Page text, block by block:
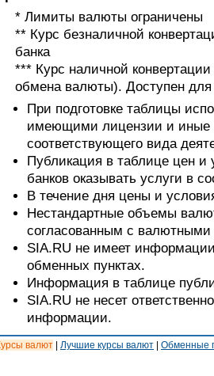
* Лимиты валюты ограничены
** Курс безналичной
банка
*** Курс наличной
обмена валюты). Доступен для
При подготовке таблицы
имеющими лицензии и иные
соответствующего вида
Публикация в таблице цен и
банков оказывать услуги в
В течение дня цены и
Нестандартные объемы
согласованным с валютными
SIA.RU не имеет
обменных пунктах.
Информация в таблице
SIA.RU не несет
информации.
валют Лучшие курсы валют Обменные